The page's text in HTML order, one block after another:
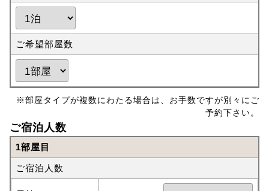
ご希望部屋数
※部屋タイプが複数にわたる場合は、お手数ですが別々にご
予約下さい。
ご宿泊人数
1部屋目
ご宿泊人数